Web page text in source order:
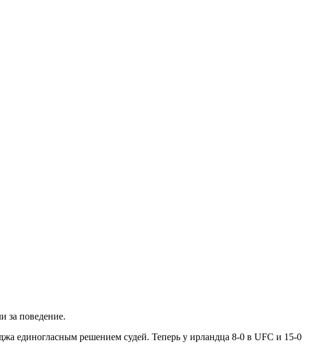
за поведение.
единогласным решением судей. Теперь у ирландца 8-0 в UFC и 15-0